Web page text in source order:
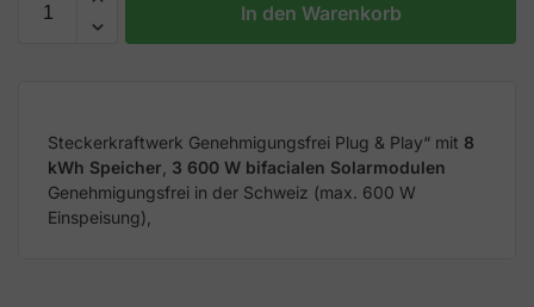
In den Warenkorb
Steckerkraftwerk Genehmigungsfrei Plug & Play“ mit 8
kWh Speicher 3 600 W bifacialen Solarmodulen
Genehmigungsfrei in der Schweiz (max. 600 W
Einspeisung),